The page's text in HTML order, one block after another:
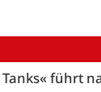
führt